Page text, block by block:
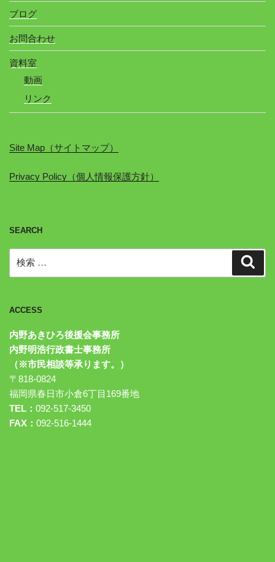
ブログ
お問合わせ
資料室
動画
リンク
Site Map（サイトマップ）
Privacy Policy（個人情報保護方針）
SEARCH
索:
ACCESS
内野あきひろ後援会事務所
内野明浩行政書士事務所
（※市民相談等承ります。）
〒818-0824
福岡県春日市小倉6丁目169番地
TEL： 092-517-3450
FAX： 092-516-1444